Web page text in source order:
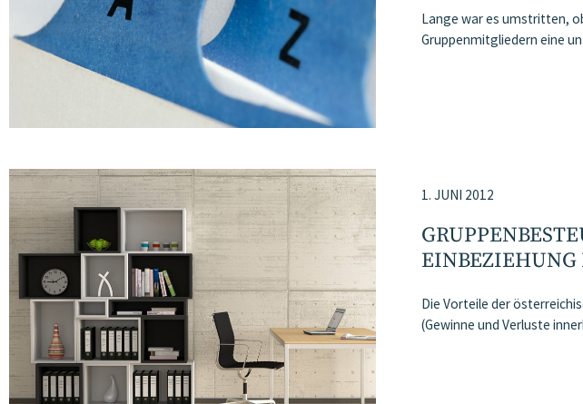
Lange war es umstritten,
Gruppenmitgliedern eine
1. JUNI 2012
EINBEZIEHUNG
Die Vorteile der
(Gewinne und Verluste